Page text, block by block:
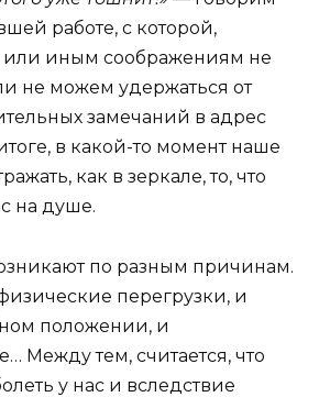
работе, с которой,
или иным соображениям не
не можем удержаться от
замечаний в адрес
в какой-то момент наше
как в зеркале, то, что
на душе.
по разным причинам.
перегрузки, и
положении, и
Между тем, считается, что
у нас и вследствие